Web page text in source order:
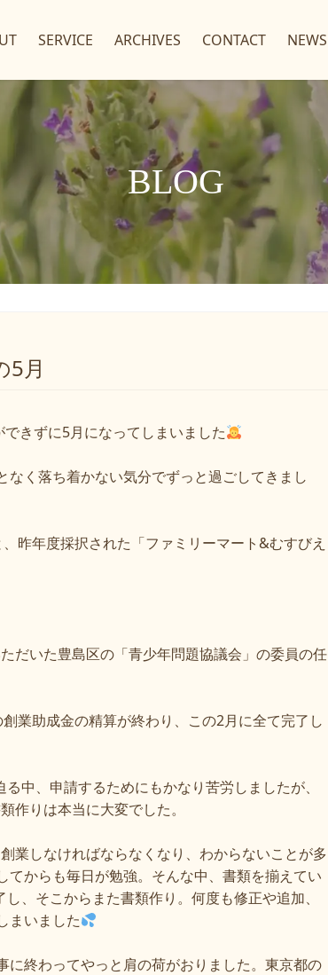
SERVICE ARCHIVES CONTACT NEWS
BLOG
5月
できずに5月になってしまいました
く落ち着かない気分でずっと過ごしてきまし
昨年度採択された「ファミリーマート &むすびえ
だいた豊島区の「青少年問題協議会」の委員の任
業助成金の精算が終わり、この2月に全て完了し
中、申請するためにもかなり苦労しましたが、
作りは本当に大変でした。
業しなければならなくなり、わからないことが多
からも毎日が勉強。そんな中、書類を揃えてい
、そこからまた書類作り。何度も修正や追加、
まいました
終わってやっと肩の荷がおりました。東京都の